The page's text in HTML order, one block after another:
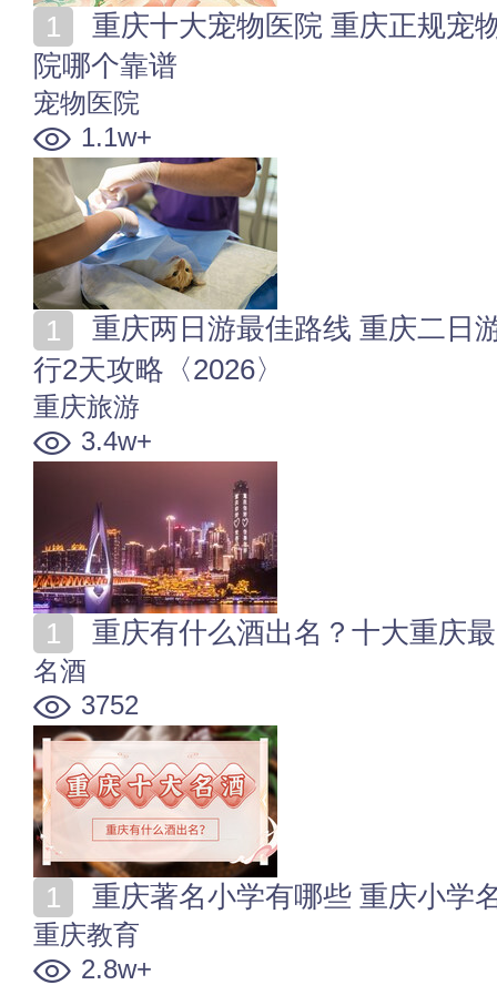
院哪个靠谱
宠物医院
1.1w+
行2天攻略〈2026〉
重庆旅游
3.4w+
重庆有什么酒出名？十大重庆
名酒
3752
重庆著名小学有哪些 重庆小学
重庆教育
2.8w+